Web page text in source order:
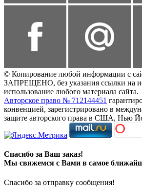
© Копирование любой информации с
ЗАПРЕЩЕНО, без указания ссылки на
использование любого материала сайта.
Авторское право № 712144451
конвенцией, зарегистрировано в
защите авторского права в США, Нью
Спасибо за Ваш заказ!
Мы свяжемся с Вами в самое
Спасибо за отправку сообщения!